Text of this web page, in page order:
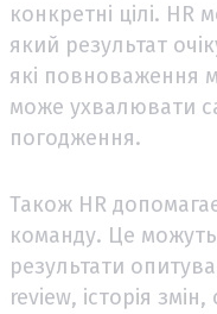
конкретні цілі.
який результат
які повноваження
може ухвалювати
погодження.
Також HR
команду. Це можуть
результати
review, історія